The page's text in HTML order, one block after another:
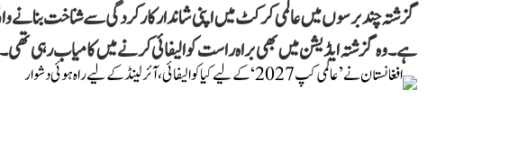
گزشتہ چند برسوں میں عالمی کرکٹ میں اپنی شاندار کارکردگی سے شناخت بنانے
ہے۔ وہ گزشتہ ایڈیشن میں بھی براہ راست کوالیفائی کرنے میں کامیاب رہی تھی۔